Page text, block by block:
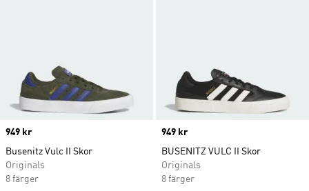
Price
949 kr
Busenitz Vulc II Skor
Originals
8 färger
Price
949 kr
BUSENITZ VULC II Skor
Originals
8 färger